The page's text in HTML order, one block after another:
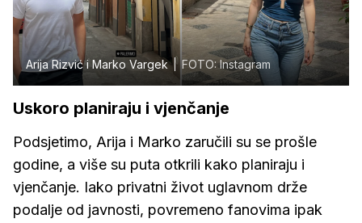
Arija Rizvić i Marko Vargek FOTO: Instagram
Uskoro planiraju i vjenčanje
Podsjetimo, Arija i Marko zaručili su se prošle
godine, a više su puta otkrili kako planiraju i
vjenčanje. Iako privatni život uglavnom drže
podalje od javnosti, povremeno fanovima ipak